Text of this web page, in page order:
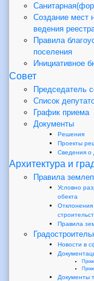
Создание мест
ведения
Правила
поселения
Инициативное
Совет
Председатель
Список
График приема
Документы
Решения
Проекты
Сведения о
Архитектура и
Правила
Условно
обекта
Правила
Новости в
Документы